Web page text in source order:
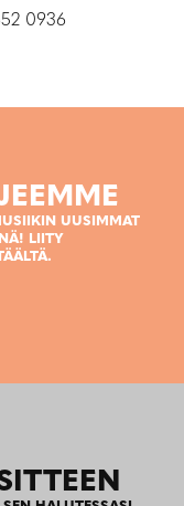
0936
UUSIMMAT
LIITY